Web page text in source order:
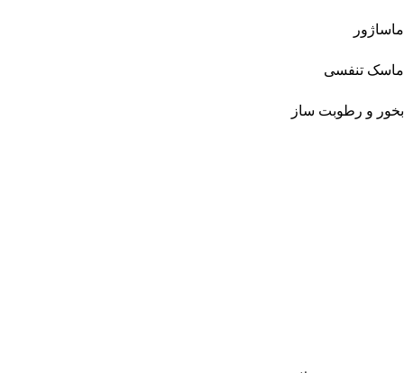
ماساژور
ماسک تنفسی
بخور و رطوبت ساز